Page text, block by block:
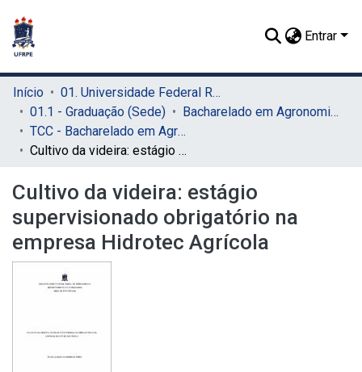
Entrar
Início
01. Universidade Federal Rural de Pernambuco - UFRPE (Sede)
01.1 - Graduação (Sede)
Bacharelado em Agronomia (Sede)
TCC - Bacharelado em Agronomia (Sede)
Cultivo da videira: estágio supervisionado obrigatório na empresa Hidrotec Agrícola
Cultivo da videira: estágio
supervisionado obrigatório na
empresa Hidrotec Agrícola